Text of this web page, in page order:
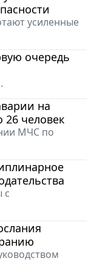
усиленные
очередь
на
человек
МЧС по
с